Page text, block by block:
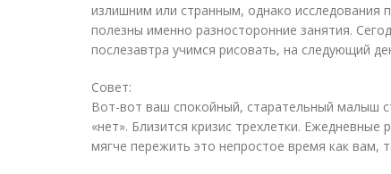
излишним или странным, однако исследования
полезны именно разносторонние занятия.
послезавтра учимся рисовать, на следующий
Совет:
Вот-вот ваш спокойный, старательный малыш
«нет». Близится кризис трехлетки.
мягче пережить это непростое время как вам,